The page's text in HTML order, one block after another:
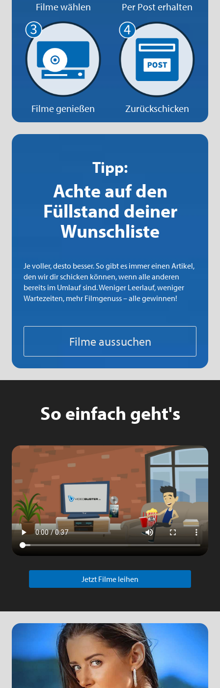
Filme wählen Per Post erhalten
Filme genießen Zurückschicken
Tipp:
Achte auf den
Füllstand deiner
Wunschliste
Je voller, desto besser. So gibt es immer einen Artikel,
den wir dir schicken können, wenn alle anderen
bereits im Umlauf sind. Weniger Leerlauf, weniger
Wartezeiten, mehr Filmgenuss – alle gewinnen!
Filme aussuchen
So einfach geht's
Jetzt Filme leihen